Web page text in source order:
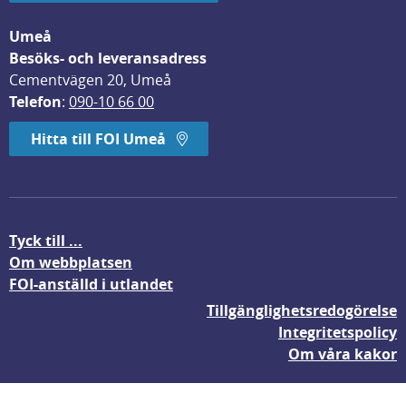
Umeå
Besöks- och leveransadress
Cementvägen 20, Umeå
Telefon: 090-10 66 00
Hitta till FOI Umeå
Tyck till ...
Om webbplatsen
FOI-anställd i utlandet
Tillgänglighetsredogörelse
Integritetspolicy
Om våra kakor